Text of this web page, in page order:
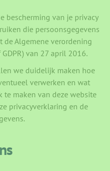
bescherming van je privacy
die persoonsgegevens
de Algemene verordening
van 27 april 2016.
we duidelijk maken hoe
verwerken en wat
te maken van deze website
privacyverklaring en de